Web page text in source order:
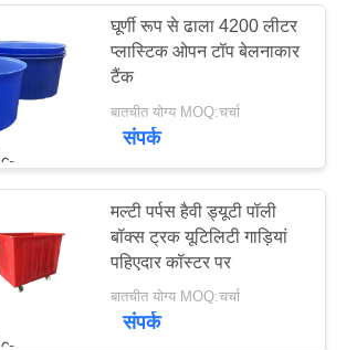
रोटो मोल्ड टैंक
घूर्णी रूप से ढाला 4200 लीटर
प्लास्टिक ओपन टॉप बेलनाकार
टैंक
बातचीत योग्य MOQ:चर्चा
संपर्क
मल्टी पर्पस हैवी ड्यूटी पॉली
बॉक्स ट्रक यूटिलिटी गाड़ियां
पहिएदार कॉस्टर पर
बातचीत योग्य MOQ:चर्चा
संपर्क